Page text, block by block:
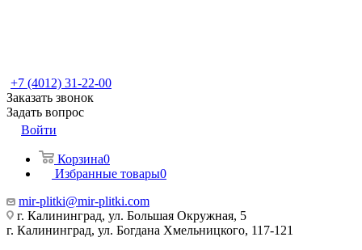
+7 (4012) 31-22-00
Заказать звонок
Задать вопрос
Войти
Корзина0
Избранные товары0
mir-plitki@mir-plitki.com
г. Калининград, ул. Большая Окружная, 5
г. Калининград, ул. Богдана Хмельницкого, 117-121